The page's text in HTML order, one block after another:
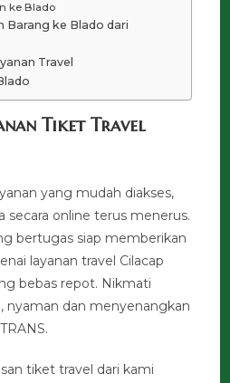
ke Blado
Barang ke Blado dari
Travel
Tiket Travel
yang mudah diakses,
secara online terus menerus.
bertugas siap memberikan
layanan travel Cilacap
bebas repot. Nikmati
nyaman dan menyenangkan
tiket travel dari kami